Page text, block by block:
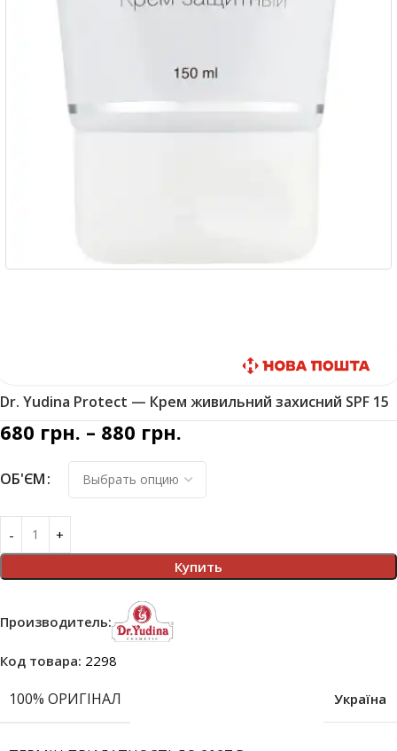
Dr. Yudina Protect — Крем живильний захисний SPF 15
680 грн. – 880 грн.
ОБ'ЄМ
Купить
Производитель:
Код товара: 2298
100% ОРИГІНАЛ Україна